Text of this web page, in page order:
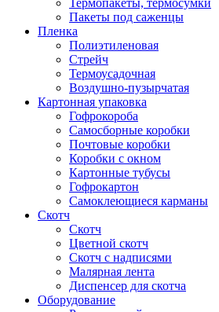
Термопакеты, термосумки
Пакеты под саженцы
Пленка
Полиэтиленовая
Стрейч
Термоусадочная
Воздушно-пузырчатая
Картонная упаковка
Гофрокороба
Самосборные коробки
Почтовые коробки
Коробки с окном
Картонные тубусы
Гофрокартон
Самоклеющиеся карманы
Скотч
Скотч
Цветной скотч
Скотч с надписями
Малярная лента
Диспенсер для скотча
Оборудование